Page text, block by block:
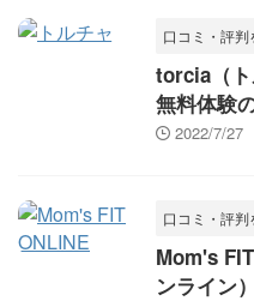
口コミ・評判
torcia（ト
無料体験
2022/7/27
口コミ・評判
Mom's
ンライン